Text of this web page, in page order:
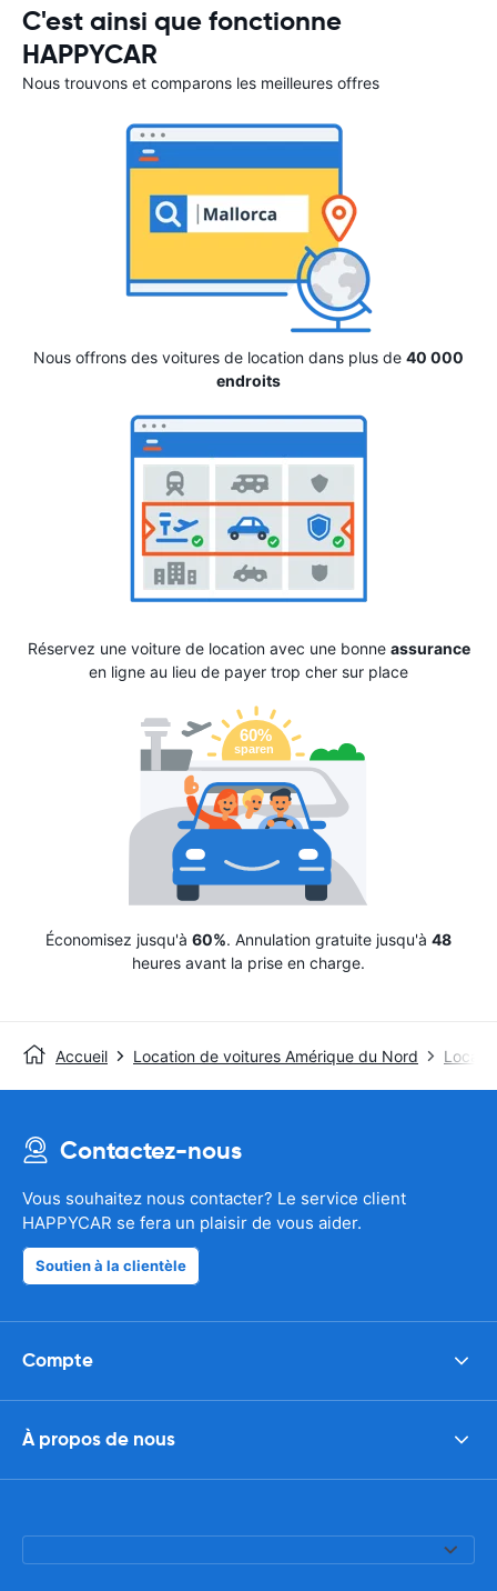
C'est ainsi que fonctionne
HAPPYCAR
Nous trouvons et comparons les meilleures offres
Nous offrons des voitures de location dans plus de 40 000
endroits
Réservez une voiture de location avec une bonne assurance
en ligne au lieu de payer trop cher sur place
Économisez jusqu'à 60%. Annulation gratuite jusqu'à 48
heures avant la prise en charge.
Accueil Location de voitures Amérique du Nord
Contactez-nous
Vous souhaitez nous contacter? Le service client
HAPPYCAR se fera un plaisir de vous aider.
Soutien à la clientèle
Compte
À propos de nous